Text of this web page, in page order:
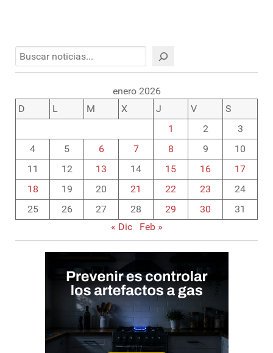
Buscar
enero 2026
D
L M X J V
S
1
2
3
4
5 6 7 8 9
10
11
12 13 14 15 16
17
18
19 20 21 22 23
24
25
26 27 28 29 30
31
« Dic
Feb »